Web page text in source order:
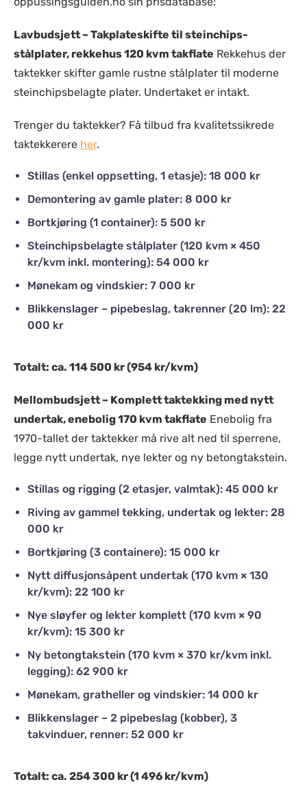
Lavbudsjett – Takplateskifte til steinchips-
stålplater, rekkehus 120 kvm takflate Rekkehus der
taktekker skifter gamle rustne stålplater til moderne
steinchipsbelagte plater. Undertaket er intakt.
Trenger du taktekker? Få tilbud fra kvalitetssikrede
taktekkerere her.
Stillas (enkel oppsetting, 1 etasje): 18 000 kr
Demontering av gamle plater: 8 000 kr
Bortkjøring (1 container): 5 500 kr
Steinchipsbelagte stålplater (120 kvm × 450
kr/kvm inkl. montering): 54 000 kr
Mønekam og vindskier: 7 000 kr
Blikkenslager – pipebeslag, takrenner (20 lm): 22
000 kr
Totalt: ca. 114 500 kr (954 kr/kvm)
Mellombudsjett – Komplett taktekking med nytt
undertak, enebolig 170 kvm takflate Enebolig fra
1970-tallet der taktekker må rive alt ned til sperrene,
legge nytt undertak, nye lekter og ny betongtakstein.
Stillas og rigging (2 etasjer, valmtak): 45 000 kr
Riving av gammel tekking, undertak og lekter: 28
000 kr
Bortkjøring (3 containere): 15 000 kr
Nytt diffusjonsåpent undertak (170 kvm × 130
kr/kvm): 22 100 kr
Nye sløyfer og lekter komplett (170 kvm × 90
kr/kvm): 15 300 kr
Ny betongtakstein (170 kvm × 370 kr/kvm inkl.
legging): 62 900 kr
Mønekam, gratheller og vindskier: 14 000 kr
Blikkenslager – 2 pipebeslag (kobber), 3
takvinduer, renner: 52 000 kr
Totalt: ca. 254 300 kr (1 496 kr/kvm)